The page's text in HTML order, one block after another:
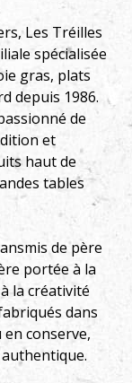
Les Tréilles
spécialisée
gras, plats
depuis 1986.
de
et
haut de
tables
de père
portée à la
la créativité
dans
conserve,